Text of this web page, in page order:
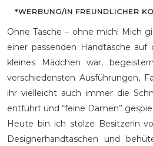
*WERBUNG/IN FREUNDLICHER
Ohne Tasche – ohne mich! Mich
einer passenden Handtasche
kleines Mädchen war,
verschiedensten Ausführungen,
ihr vielleicht auch immer die
entführt und “feine Damen”
Heute bin ich stolze Besitzerin
Designerhandtaschen und